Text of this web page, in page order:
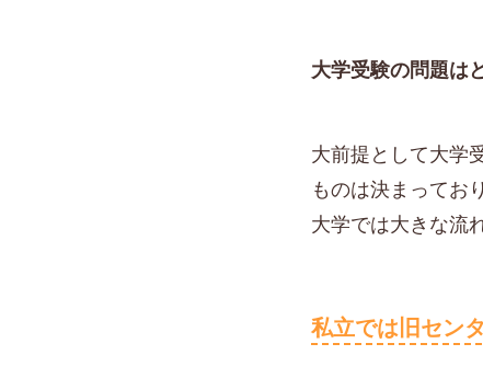
大学受験の問題は
大前提として大学
ものは決まってお
大学では大きな流
私立では旧セン